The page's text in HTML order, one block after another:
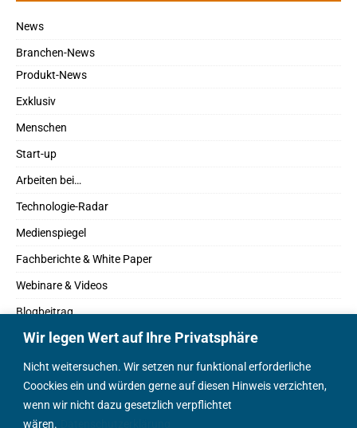
Wir legen Wert auf Ihre Privatsphäre
Nicht weitersuchen. Wir setzen nur funktional erforderliche
Coockies ein und würden gerne auf diesen Hinweis verzichten,
wenn wir nicht dazu gesetzlich verpflichtet
wären.
News
Branchen-News
Produkt-News
Exklusiv
Menschen
Start-up
Arbeiten bei…
Technologie-Radar
Medienspiegel
Fachberichte & White Paper
Webinare & Videos
Blogbeitrag
Fachbücher
Marktreport
Podcasts
Positionspapier